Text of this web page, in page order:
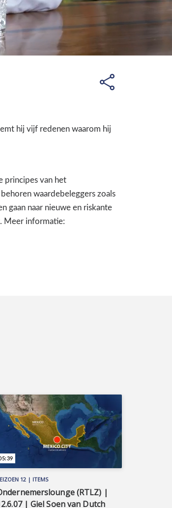
hij vijf redenen waarom hij
principes van het
waardebeleggers zoals
gaan naar nieuwe en riskante
Meer informatie:
12 | ITEMS
(RTLZ) |
| Giel Soen van Dutch